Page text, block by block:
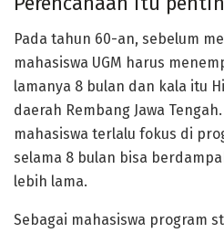
Pada tahun 60-an, sebelum
mahasiswa UGM harus
lamanya 8 bulan dan kala itu
daerah Rembang Jawa
mahasiswa terlalu fokus di
selama 8 bulan bisa
lebih lama.
Sebagai mahasiswa program